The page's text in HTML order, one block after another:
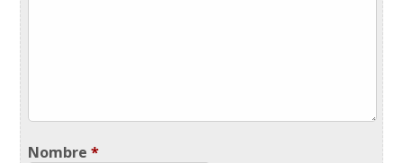
Nombre*